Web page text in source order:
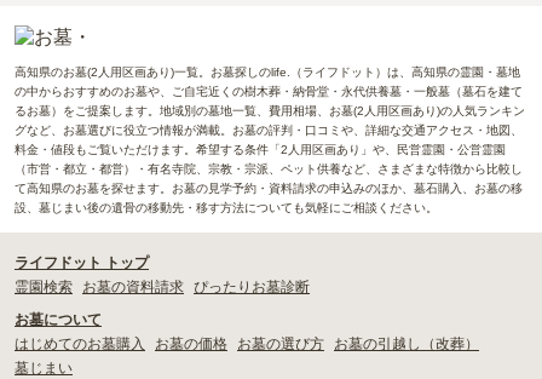
高知県のお墓(2人用区画あり)一覧。お墓探しのlife.（ライフドット）は、高知県の霊園・墓地
の中からおすすめのお墓や、ご自宅近くの樹木葬・納骨堂・永代供養墓・一般墓（墓石を建て
るお墓）をご提案します。地域別の墓地一覧、費用相場、お墓(2人用区画あり)の人気ランキン
グなど、お墓選びに役立つ情報が満載。お墓の評判・口コミや、詳細な交通アクセス・地図、
料金・値段もご覧いただけます。希望する条件「2人用区画あり」や、民営霊園・公営霊園
（市営・都立・都営）・有名寺院、宗教・宗派、ペット供養など、さまざまな特徴から比較し
て高知県のお墓を探せます。お墓の見学予約・資料請求の申込みのほか、墓石購入、お墓の移
設、墓じまい後の遺骨の移動先・移す方法についても気軽にご相談ください。
ライフドット トップ
霊園検索
お墓の資料請求 ぴったりお墓診断
お墓について
はじめてのお墓購入
お墓の価格 お墓の選び方
お墓の引越し（改葬）
墓じまい